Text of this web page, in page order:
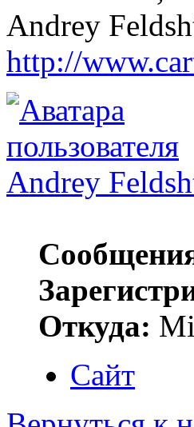
Andrey
http://
Andrey
Откуда:
Сайт